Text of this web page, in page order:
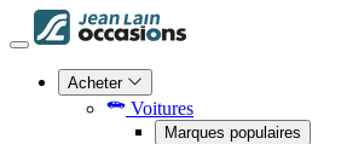
Acheter
Voitures
Marques populaires